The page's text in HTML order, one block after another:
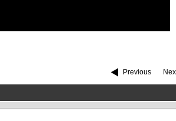
Previous